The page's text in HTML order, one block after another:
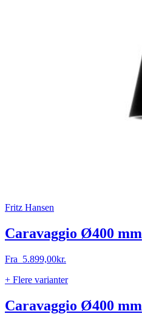
Fritz Hansen
Caravaggio Ø400 mm
Fra 5.899,00kr.
+ Flere varianter
Caravaggio Ø400 mm